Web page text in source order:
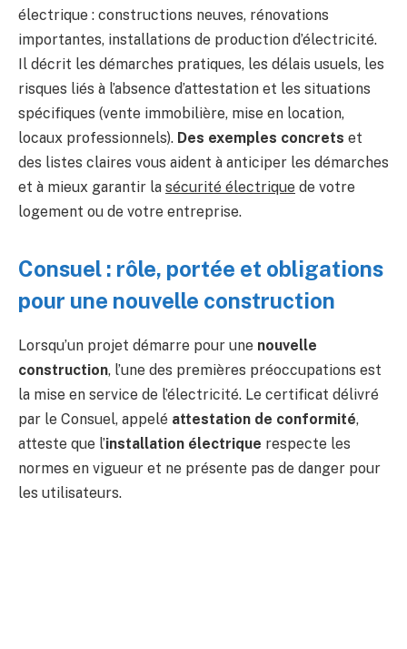
électrique : constructions neuves, rénovations
importantes, installations de production d’électricité.
Il décrit les démarches pratiques, les délais usuels, les
risques liés à l’absence d’attestation et les situations
spécifiques (vente immobilière, mise en location,
locaux professionnels). Des exemples concrets et
des listes claires vous aident à anticiper les démarches
et à mieux garantir la sécurité électrique de votre
logement ou de votre entreprise.
Consuel : rôle, portée et obligations
pour une nouvelle construction
Lorsqu’un projet démarre pour une nouvelle
construction, l’une des premières préoccupations est
la mise en service de l’électricité. Le certificat délivré
par le Consuel, appelé attestation de conformité,
atteste que l’installation électrique respecte les
normes en vigueur et ne présente pas de danger pour
les utilisateurs.